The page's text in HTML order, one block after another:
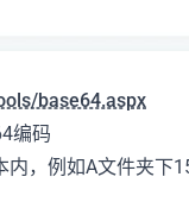
base64.aspx
编码
，例如A文件夹下